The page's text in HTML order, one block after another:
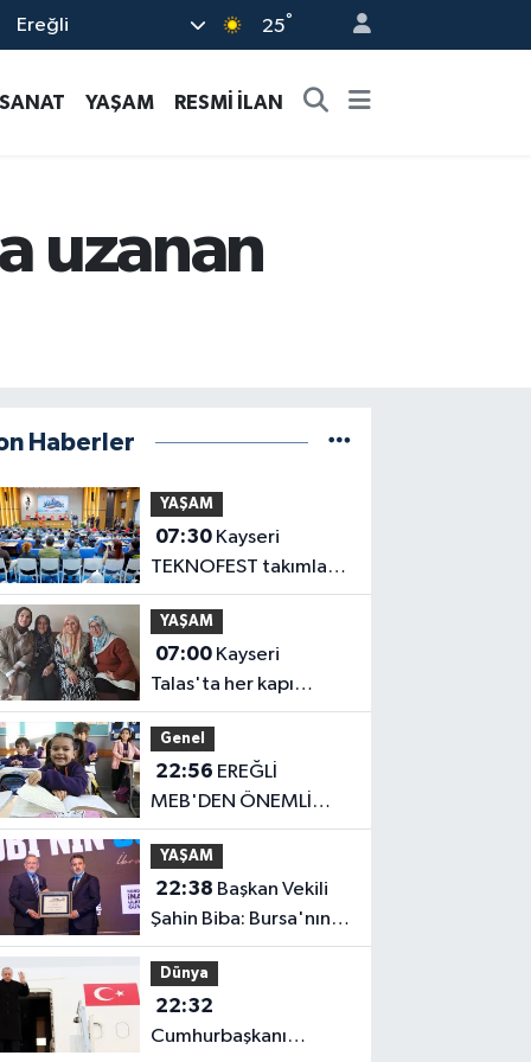
Ereğli 25°
YAŞAM RESMİ İLAN
uzanan
Haberler
YAŞAM
07:30
TEKNOFEST takımları
Başkan Büyükkılıç'la
buluştu
YAŞAM
07:00
Talas'ta her kapı
çalınıyor
Genel
22:56
MEB'DEN ÖNEMLİ
AÇIKLAMA
YAŞAM
22:38
Şahin Biba: Bursa'nın
geleceğini bütüncül
anlayışla planlıyoruz
Dünya
22:32
Cumhurbaşkanı